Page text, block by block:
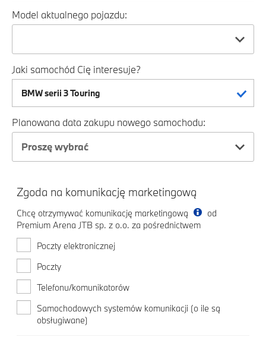
Model aktualnego pojazdu:
Jaki samochód Cię interesuje?
Planowana data zakupu nowego samochodu:
Proszę wybrać
Zgoda na komunikację marketingową
Chcę otrzymywać komunikację marketingową
od
Premium Arena JTB sp. z o.o. za pośrednictwem
Poczty elektronicznej
Poczty
Telefonu/komunikatorów
Samochodowych systemów komunikacji (o ile są
obsługiwane)